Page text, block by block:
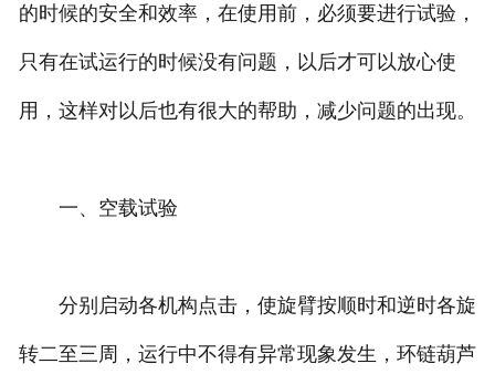
企业文化
的时候的安全和效率，在使用前，必须要进行试验，
只有在试运行的时候没有问题，以后才可以放心使
用，这样对以后也有很大的帮助，减少问题的出现。
一、空载试验
分别启动各机构点击，使旋臂按顺时和逆时各旋
转二至三周，运行中不得有异常现象发生，环链葫芦